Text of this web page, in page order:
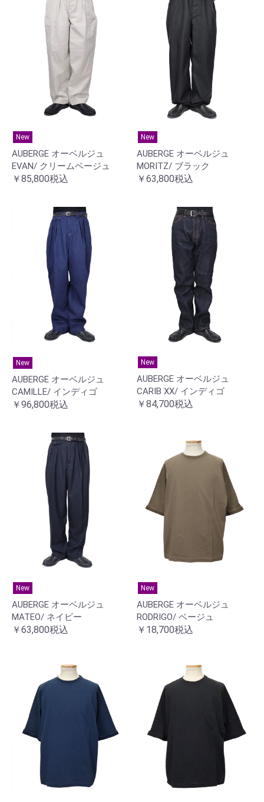
New
AUBERGE オーベルジュ
EVAN/ クリームベージュ
￥85,800税込
New
AUBERGE オーベルジュ
MORITZ/ ブラック
￥63,800税込
New
AUBERGE オーベルジュ
CAMILLE/ インディゴ
￥96,800税込
New
AUBERGE オーベルジュ
CARIB XX/ インディゴ
￥84,700税込
New
AUBERGE オーベルジュ
MATEO/ ネイビー
￥63,800税込
New
AUBERGE オーベルジュ
RODRIGO/ ベージュ
￥18,700税込